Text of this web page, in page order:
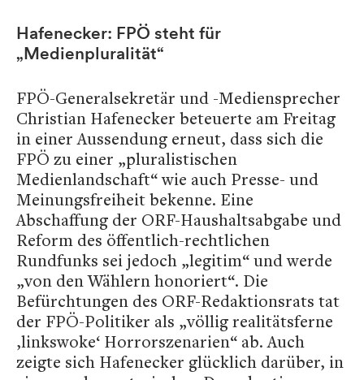
Hafenecker: FPÖ steht für
„Medienpluralität“
FPÖ-Generalsekretär und -Mediensprecher
Christian Hafenecker beteuerte am Freitag
in einer Aussendung erneut, dass sich die
FPÖ zu einer „pluralistischen
Medienlandschaft“ wie auch Presse- und
Meinungsfreiheit bekenne. Eine
Abschaffung der ORF-Haushaltsabgabe und
Reform des öffentlich-rechtlichen
Rundfunks sei jedoch „legitim“ und werde
„von den Wählern honoriert“. Die
Befürchtungen des ORF-Redaktionsrats tat
der FPÖ-Politiker als „völlig realitätsferne
‚linkswoke‘ Horrorszenarien“ ab. Auch
zeigte sich Hafenecker glücklich darüber, in